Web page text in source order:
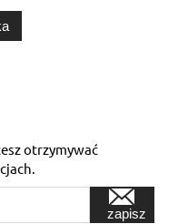
otrzymywać
zapisz